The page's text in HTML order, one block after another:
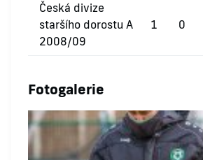
Česká divize
staršího dorostu A
2008/09
1 0
Fotogalerie